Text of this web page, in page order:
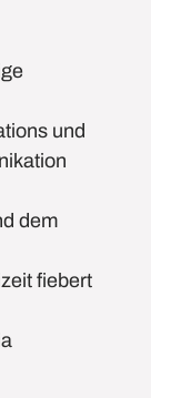
und
dem
fiebert